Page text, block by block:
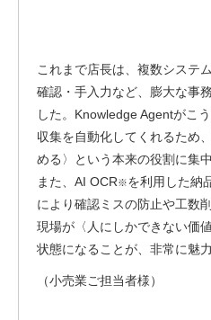
これまで店長は、複数システ
確認・手入力など、膨大な事
した。Knowledge Agentがこ
収集を自動化してくれるため
める〉という本来の役割に集
また、AI OCR※を利用した納
により確認ミスの防止や工数
現場が〈人にしかできない価
状態になることが、非常に魅力
（小売業ご担当者様）